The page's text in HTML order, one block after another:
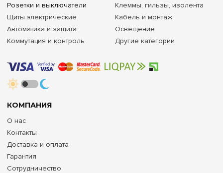
КОМПАНИЯ
О нас
Контакты
Доставка и оплата
Гарантия
Сотрудничество
Розетки и выключатели
Щиты электрические
Автоматика и защита
Коммутация и контроль
Клеммы, гильзы, изолента
Кабель и монтаж
Освещение
Другие категории